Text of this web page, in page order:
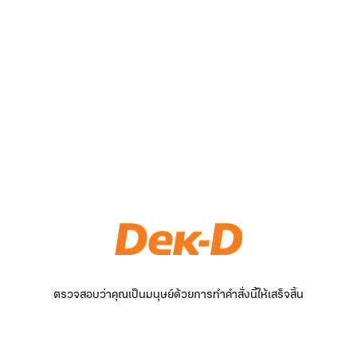
ตรวจสอบว่าคุณเป็นมนุษย์ด้วยการทำคำสั่งนี้ให้เสร็จสิ้น